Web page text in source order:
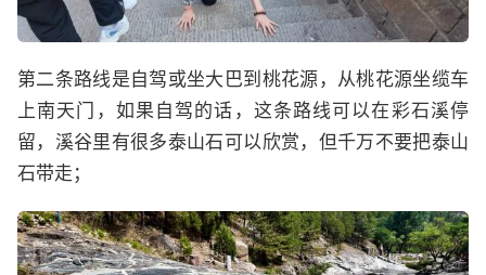
第二条路线是自驾或坐大巴到桃花源，从桃花源坐缆车
上南天门，如果自驾的话，这条路线可以在彩石溪停
留，溪谷里有很多泰山石可以欣赏，但千万不要把泰山
石带走；